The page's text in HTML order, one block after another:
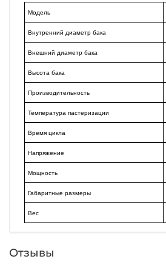
Модель
Внутренний диаметр бака
Внешний диаметр бака
Высота бака
Производительность
Температура пастеризации
Время цикла
Напряжение
Мощность
Габаритные размеры
Вес
Отзывы